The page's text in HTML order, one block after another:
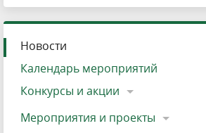
Новости
Календарь мероприятий
Конкурсы и акции
Мероприятия и проекты